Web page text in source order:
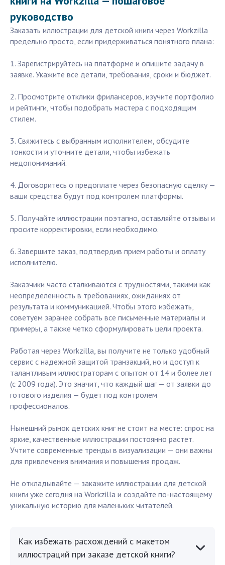
руководство
Заказать иллюстрации для детской книги через Workzilla
предельно просто, если придерживаться понятного плана:
1. Зарегистрируйтесь на платформе и опишите задачу в
заявке. Укажите все детали, требования, сроки и бюджет.
2. Просмотрите отклики фрилансеров, изучите портфолио
и рейтинги, чтобы подобрать мастера с подходящим
стилем.
3. Свяжитесь с выбранным исполнителем, обсудите
тонкости и уточните детали, чтобы избежать
недопониманий.
4. Договоритесь о предоплате через безопасную сделку —
ваши средства будут под контролем платформы.
5. Получайте иллюстрации поэтапно, оставляйте отзывы и
просите корректировки, если необходимо.
6. Завершите заказ, подтвердив прием работы и оплату
исполнителю.
Заказчики часто сталкиваются с трудностями, такими как
неопределенность в требованиях, ожиданиях от
результата и коммуникацией. Чтобы этого избежать,
советуем заранее собрать все письменные материалы и
примеры, а также четко сформулировать цели проекта.
Работая через Workzilla, вы получите не только удобный
сервис с надежной защитой транзакций, но и доступ к
талантливым иллюстраторам с опытом от 14 и более лет
(с 2009 года). Это значит, что каждый шаг — от заявки до
готового изделия — будет под контролем
профессионалов.
Нынешний рынок детских книг не стоит на месте: спрос на
яркие, качественные иллюстрации постоянно растет.
Учтите современные тренды в визуализации — они важны
для привлечения внимания и повышения продаж.
Не откладывайте — закажите иллюстрации для детской
книги уже сегодня на Workzilla и создайте по-настоящему
уникальную историю для маленьких читателей.
Как избежать расхождений с макетом
иллюстраций при заказе детской книги?